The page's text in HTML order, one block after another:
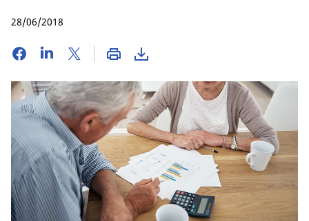
28/06/2018